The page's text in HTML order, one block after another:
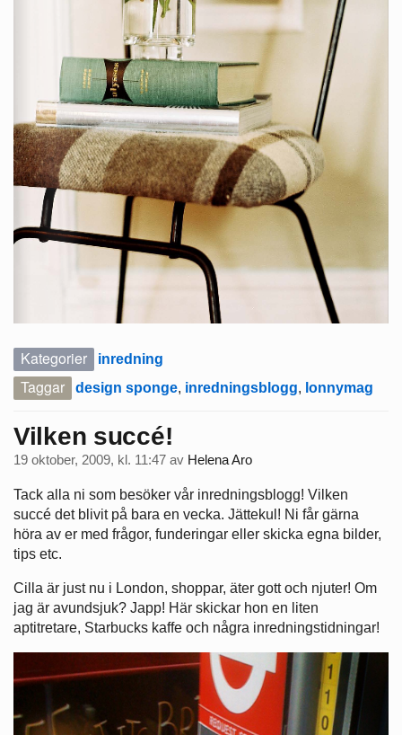
Kategorier inredning
Taggar design sponge, inredningsblogg, lonnymag
Vilken succé!
19 oktober, 2009, kl. 11:47 av Helena Aro
Tack alla ni som besöker vår inredningsblogg! Vilken
succé det blivit på bara en vecka. Jättekul! Ni får gärna
höra av er med frågor, funderingar eller skicka egna bilder,
tips etc.
Cilla är just nu i London, shoppar, äter gott och njuter! Om
jag är avundsjuk? Japp! Här skickar hon en liten
aptitretare, Starbucks kaffe och några inredningstidningar!